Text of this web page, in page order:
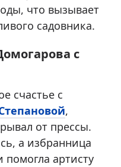
что вызывает
садовника.
с
счастье с
,
от прессы.
а избранница
артисту